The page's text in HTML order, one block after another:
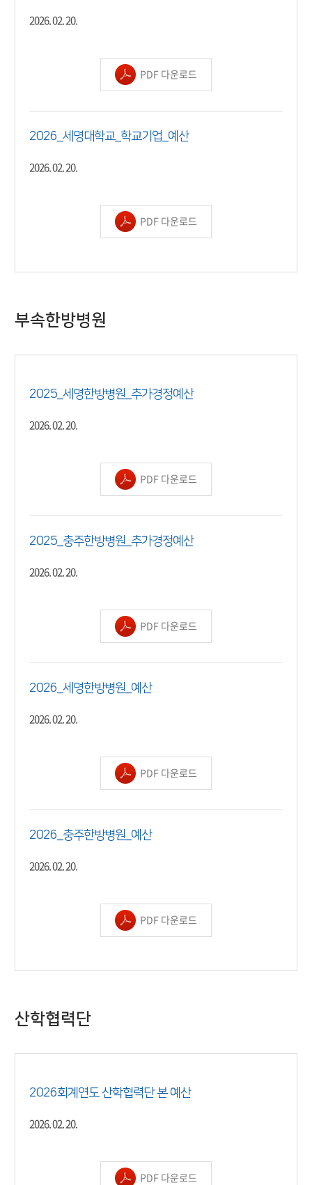
2026. 02. 20.
PDF 다운로드
2026_세명대학교_학교기업_예산
2026. 02. 20.
PDF 다운로드
부속한방병원
2025_세명한방병원_추가경정예산
2026. 02. 20.
PDF 다운로드
2025_충주한방병원_추가경정예산
2026. 02. 20.
PDF 다운로드
2026_세명한방병원_예산
2026. 02. 20.
PDF 다운로드
2026_충주한방병원_예산
2026. 02. 20.
PDF 다운로드
산학협력단
2026회계연도 산학협력단 본 예산
2026. 02. 20.
PDF 다운로드